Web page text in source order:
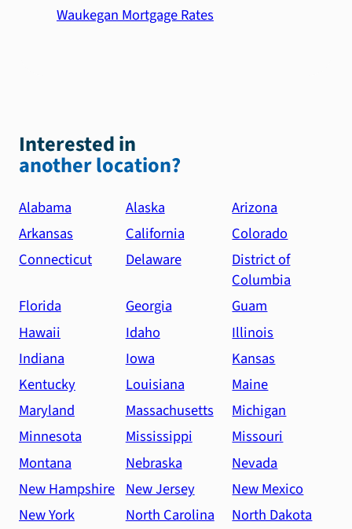
Waukegan Mortgage Rates
Interested in
another location?
Alabama Alaska
Arizona
Arkansas
California
Colorado
Connecticut
Delaware
District of
Columbia
Florida
Georgia
Guam
Hawaii
Idaho
Illinois
Indiana
Iowa
Kansas
Kentucky
Louisiana
Maine
Maryland
Massachusetts
Michigan
Minnesota
Mississippi
Missouri
Montana
Nebraska
Nevada
New Hampshire New Jersey
New Mexico
New York
North Carolina
North Dakota